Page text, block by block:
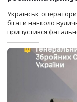
Українські
бігати навколо
припустився